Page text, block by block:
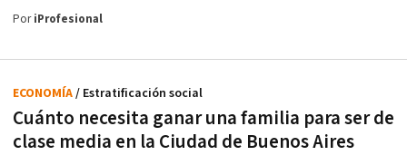
PoriProfesional
Cuánto necesita ganar una familia para ser de
clase media en la Ciudad de Buenos Aires
ECONOMÍA/ Estratificación social